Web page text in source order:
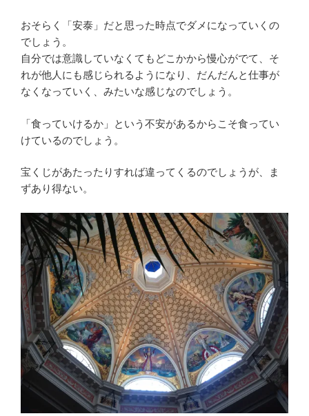
おそらく「安泰」だと思った時点でダメになっていくの
でしょう。
自分では意識していなくてもどこかから慢心がでて、そ
れが他人にも感じられるようになり、だんだんと仕事が
なくなっていく、みたいな感じなのでしょう。
「食っていけるか」という不安があるからこそ食ってい
けているのでしょう。
宝くじがあたったりすれば違ってくるのでしょうが、ま
ずあり得ない。